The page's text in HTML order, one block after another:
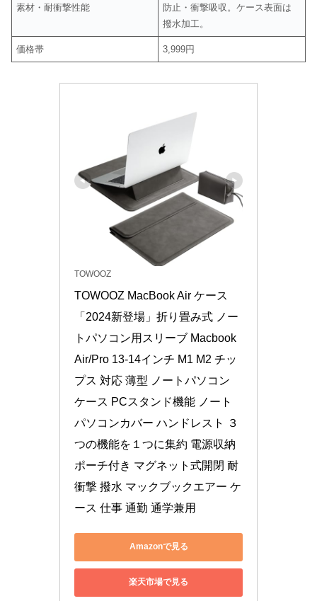
素材・耐衝撃性能
防止・衝撃吸収。ケース表面は
撥水加工。
価格帯 3,999円
TOWOOZ
TOWOOZ MacBook Air ケース
「2024新登場」折り畳み式 ノー
トパソコン用スリーブ Macbook
Air/Pro 13-14インチ M1 M2 チッ
プス 対応 薄型 ノートパソコン
ケース PCスタンド機能 ノート
パソコンカバー ハンドレスト ３
つの機能を１つに集約 電源収納
ポーチ付き マグネット式開閉 耐
衝撃 撥水 マックブックエアー ケ
ース 仕事 通勤 通学兼用
Amazonで見る
楽天市場で見る